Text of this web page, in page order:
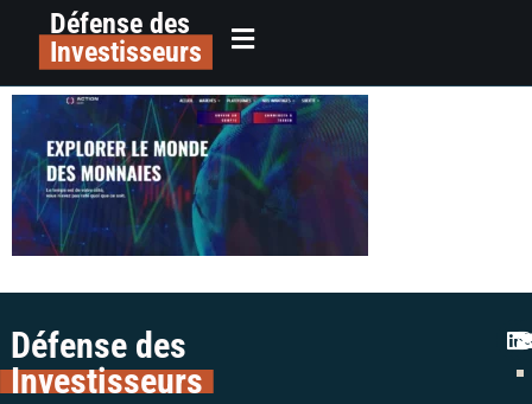
principalDéfense des
Investisseurs
alerte arnaque trading action coins
avis colman avocats liste noire
Défense des
Investisseurs